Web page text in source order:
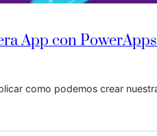
App con
como podemos crear